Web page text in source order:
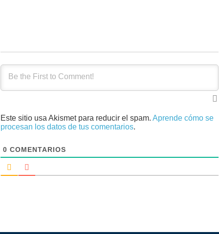
Este sitio usa Akismet para reducir el spam. Aprende cómo se
procesan los datos de tus comentarios.
0 COMENTARIOS